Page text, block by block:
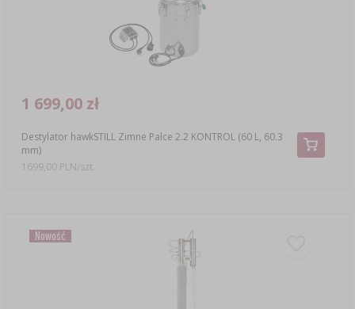
Destylator hawkSTILL Zimne Palce 2.2 KONTROL (60 L, 60.3
mm)
1 699,00 zł
1699,00 PLN/szt.
Nowość